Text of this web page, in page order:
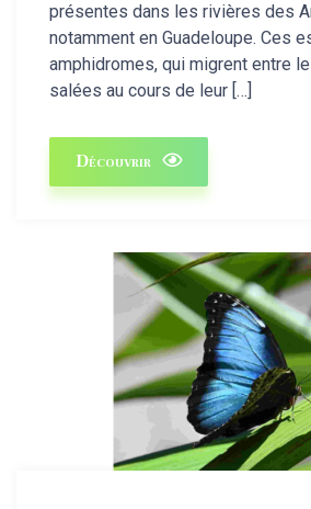
présentes dans les rivières des
notamment en Guadeloupe. Ces
amphidromes, qui migrent entre
salées au cours de leur […]
Découvrir